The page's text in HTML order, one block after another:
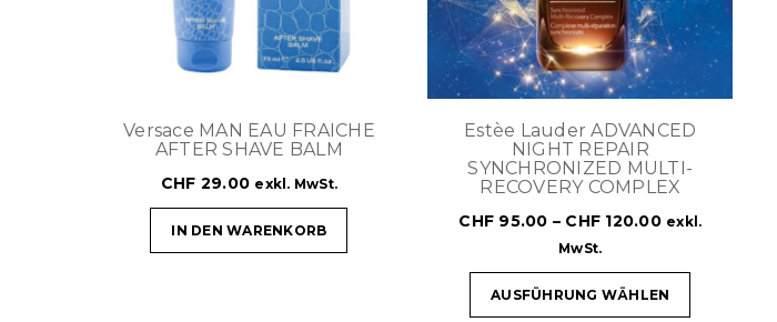
Versace MAN EAU FRAICHE
AFTER SHAVE BALM
CHF 29.00 exkl. MwSt.
IN DEN WARENKORB
Estèe Lauder ADVANCED
NIGHT REPAIR
SYNCHRONIZED MULTI-
RECOVERY COMPLEX
CHF 95.00 – CHF 120.00 exkl.
MwSt.
AUSFÜHRUNG WÄHLEN